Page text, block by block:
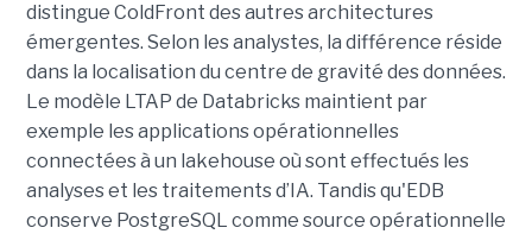
distingue ColdFront des autres architectures
émergentes. Selon les analystes, la différence réside
dans la localisation du centre de gravité des données.
Le modèle LTAP de Databricks maintient par
exemple les applications opérationnelles
connectées à un lakehouse où sont effectués les
analyses et les traitements d’IA. Tandis qu'EDB
conserve PostgreSQL comme source opérationnelle